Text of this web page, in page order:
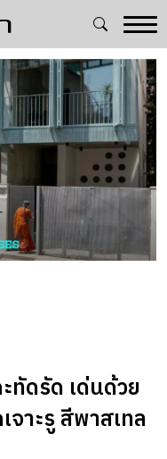
ทัดรัด เด่นด้วย
าะรู สีพาสเทล